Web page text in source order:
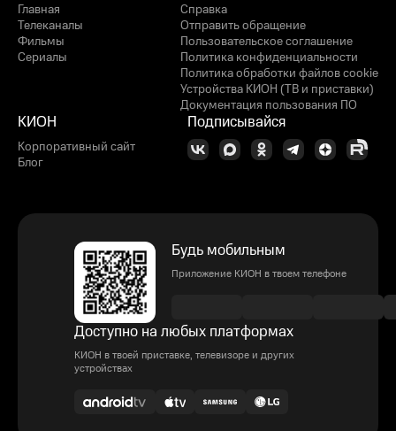
Главная
Телеканалы
Фильмы
Сериалы
Справка
Отправить обращение
Пользовательское соглашение
Политика конфиденциальности
Политика обработки файлов cookie
Устройства КИОН (ТВ и приставки)
Документация пользования ПО
КИОН
Корпоративный сайт
Блог
Подписывайся
Будь мобильным
Приложение КИОН в твоем телефоне
Доступно на любых платформах
КИОН в твоей приставке, телевизоре и других
устройствах